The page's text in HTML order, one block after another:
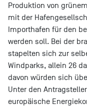
Produktion von
mit der
Importhafen für den
werden soll. Bei der
stapelten sich zur
Windparks, allein 26
davon würden sich
Unter den
europäische